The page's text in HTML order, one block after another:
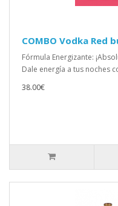
COMBO Vodka Red
Fórmula Energizante:
Dale energía a tus noches
38.00€